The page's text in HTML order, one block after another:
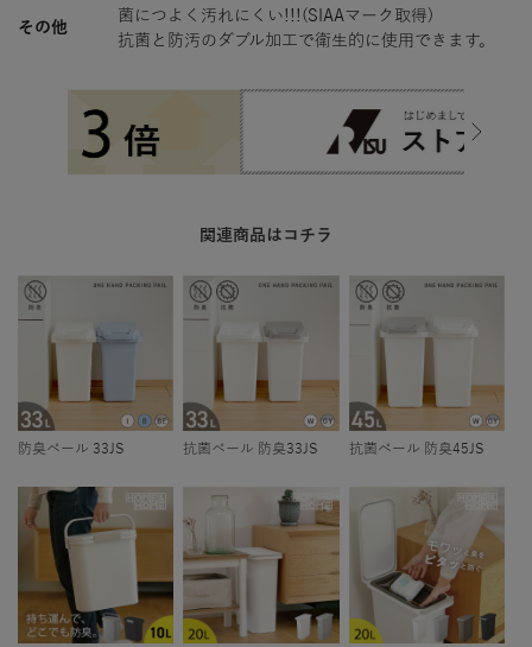
その他
菌につよく汚れにくい!!!(SIAAマーク取得)
抗菌と防汚のダブル加工で衛生的に使用できます。
関連商品はコチラ
防臭ペール 33JS 抗菌ペール 防臭33JS 抗菌ペール 防臭45JS